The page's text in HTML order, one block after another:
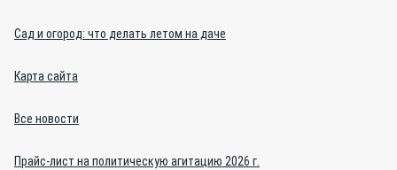
Сад и огород: что делать летом на даче
Карта сайта
Все новости
Прайс-лист на политическую агитацию 2026 г.